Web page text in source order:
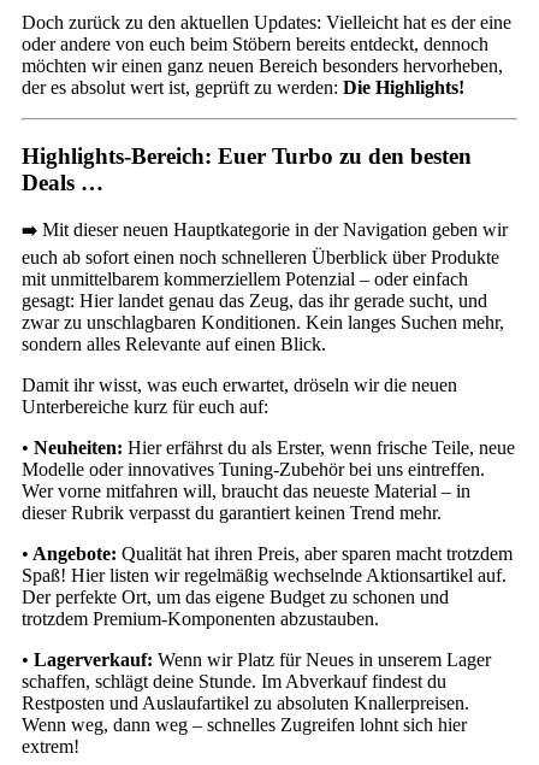
Doch zurück zu den aktuellen Updates: Vielleicht hat es der eine
oder andere von euch beim Stöbern bereits entdeckt, dennoch
möchten wir einen ganz neuen Bereich besonders hervorheben,
der es absolut wert ist, geprüft zu werden: Die Highlights!
Highlights-Bereich: Euer Turbo zu den besten
Deals …
➡️ Mit dieser neuen Hauptkategorie in der Navigation geben wir
euch ab sofort einen noch schnelleren Überblick über Produkte
mit unmittelbarem kommerziellem Potenzial – oder einfach
gesagt: Hier landet genau das Zeug, das ihr gerade sucht, und
zwar zu unschlagbaren Konditionen. Kein langes Suchen mehr,
sondern alles Relevante auf einen Blick.
Damit ihr wisst, was euch erwartet, dröseln wir die neuen
Unterbereiche kurz für euch auf:
• Neuheiten: Hier erfährst du als Erster, wenn frische Teile, neue
Modelle oder innovatives Tuning-Zubehör bei uns eintreffen.
Wer vorne mitfahren will, braucht das neueste Material – in
dieser Rubrik verpasst du garantiert keinen Trend mehr.
• Angebote: Qualität hat ihren Preis, aber sparen macht trotzdem
Spaß! Hier listen wir regelmäßig wechselnde Aktionsartikel auf.
Der perfekte Ort, um das eigene Budget zu schonen und
trotzdem Premium-Komponenten abzustauben.
• Lagerverkauf: Wenn wir Platz für Neues in unserem Lager
schaffen, schlägt deine Stunde. Im Abverkauf findest du
Restposten und Auslaufartikel zu absoluten Knallerpreisen.
Wenn weg, dann weg – schnelles Zugreifen lohnt sich hier
extrem!